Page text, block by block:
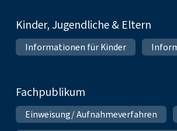
Kinder, Jugendliche & Eltern
Informationen für Kinder
Fachpublikum
Einweisung/ Aufnahmeverfahren